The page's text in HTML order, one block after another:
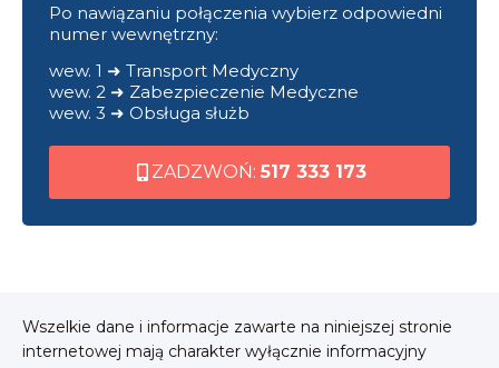
Po nawiązaniu połączenia wybierz odpowiedni
numer wewnętrzny:
wew. 1 ➜ Transport Medyczny
wew. 2 ➜ Zabezpieczenie Medyczne
wew. 3 ➜ Obsługa służb
ZADZWOŃ: 517 333 173
Wszelkie dane i informacje zawarte na niniejszej stronie
internetowej mają charakter wyłącznie informacyjny